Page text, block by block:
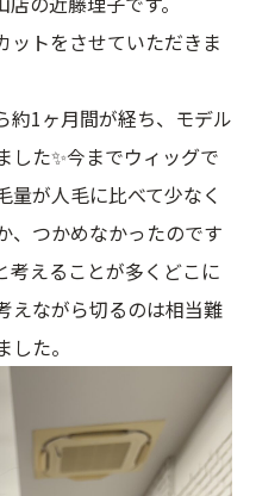
ットをさせていただきま
約1ヶ月間が経ち、モデル
した✨今までウィッグで
量が人毛に比べて少なく
、つかめなかったのです
考えることが多くどこに
えながら切るのは相当難
た。